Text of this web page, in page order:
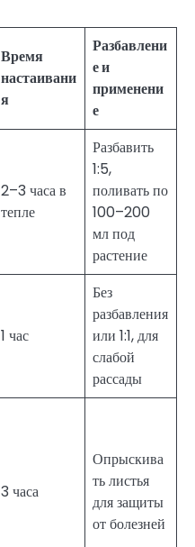
Время
настаивани
я
Разбавлени
е и
применени
е
2–3 часа в
тепле
Разбавить
1:5,
поливать по
100–200
мл под
растение
1 час
Без
разбавления
или 1:1, для
слабой
рассады
3 часа
Опрыскива
ть листья
для защиты
от болезней